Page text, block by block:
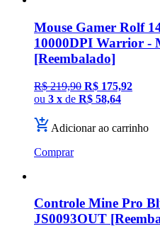
Mouse Gamer Rolf
10000DPI Warrior -
[Reembalado]
R$ 219,90 R$ 175,92
ou 3 x de R$ 58,64
Adicionar ao carrinho
Comprar
Controle Mine Pro
JS0093OUT